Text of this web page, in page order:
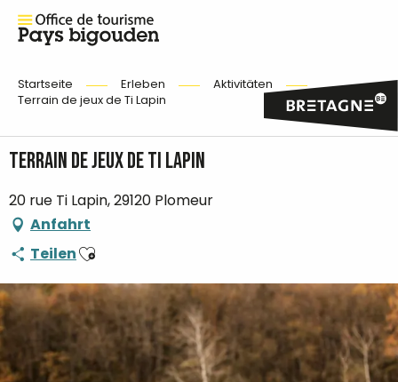
Startseite Erleben
Aktivitäten
Terrain de jeux de Ti Lapin
Terrain de jeux de Ti Lapin
20 rue Ti Lapin, 29120 Plomeur
Anfahrt
TeilenAjouter aux favoris